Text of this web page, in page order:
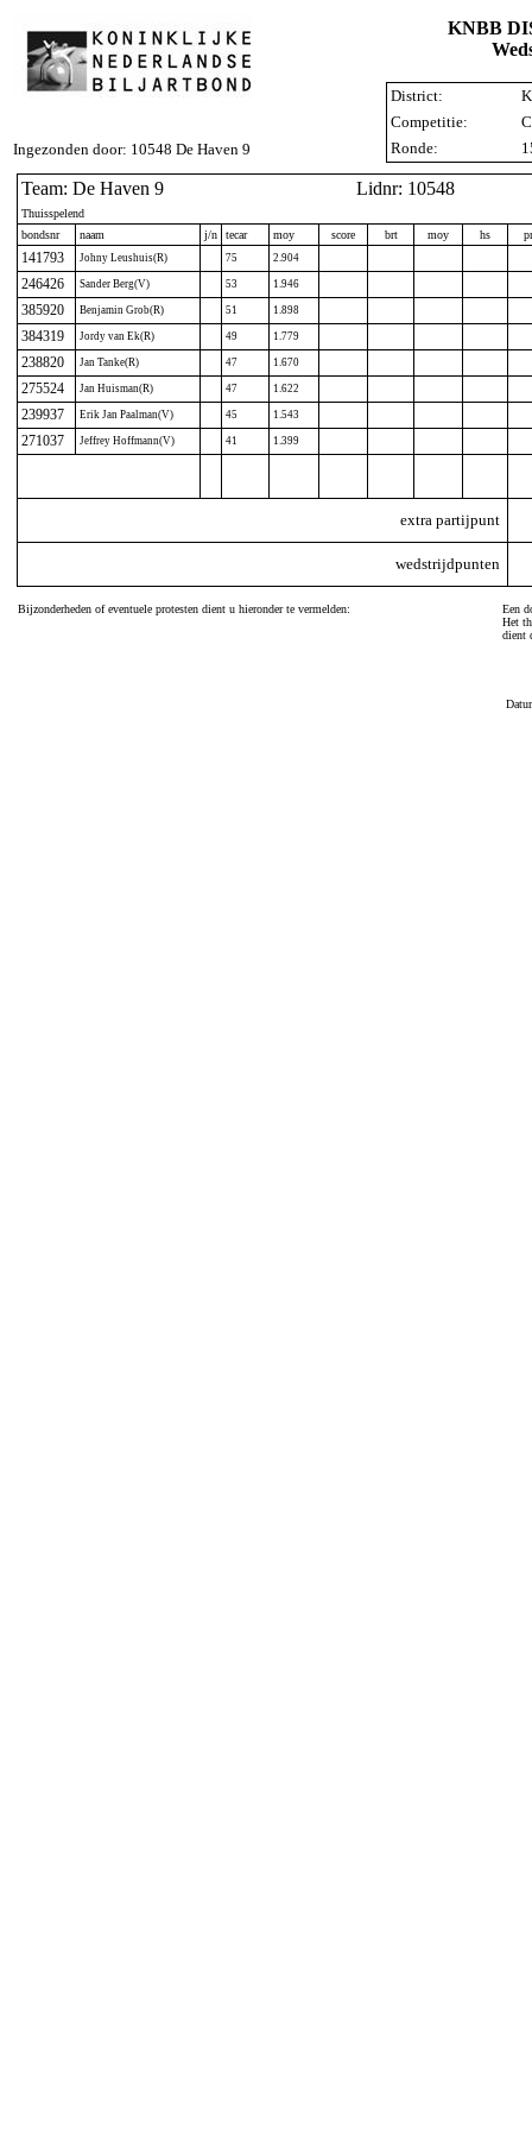
Ingezonden door: 10548 De Haven 9
KNBB
District:
Competitie:
Ronde:
Team: De Haven 9 Lidnr: 10548
Thuisspelend
bondsnr
naam j/n tecar moy score brt moy hs
141793 Johny Leushuis(R) 75 2.904
246426 Sander Berg(V) 53 1.946
385920 Benjamin Grob(R) 51 1.898
384319 Jordy van Ek(R) 49 1.779
238820 Jan Tanke(R) 47 1.670
275524 Jan Huisman(R) 47 1.622
239937 Erik Jan Paalman(V) 45 1.543
271037 Jeffrey Hoffmann(V) 41 1.399
extra partijpunt
wedstrijdpunten
Bijzonderheden of eventuele protesten dient u hieronder te vermelden:
Een
Het
dient